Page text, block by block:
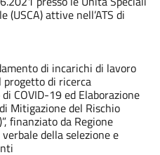
attive nell’ATS di
di incarichi di lavoro
progetto di ricerca
COVID-19 ed Elaborazione
Mitigazione del Rischio
finanziato da Regione
della selezione e